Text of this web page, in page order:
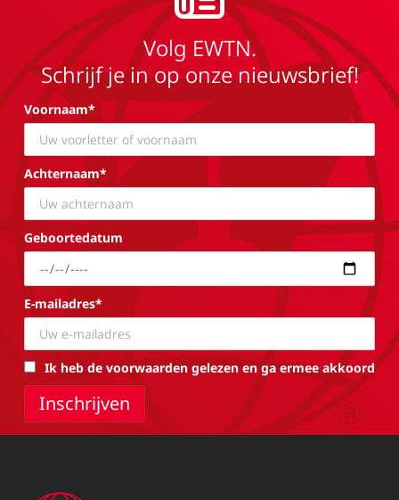
Volg EWTN.
Schrijf je in op onze nieuwsbrief!
Voornaam*
Achternaam*
Geboortedatum
E-mailadres*
Ik heb de voorwaarden gelezen en ga ermee akkoord